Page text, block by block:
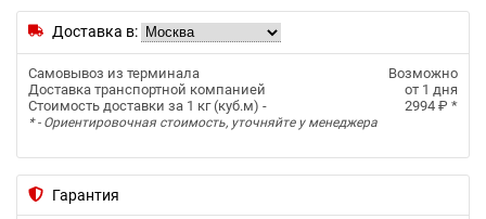
Доставка в:
Самовывоз из терминала
Возможно
Доставка транспортной компанией
от 1 дня
Стоимость доставки за 1 кг (куб.м) -
2994 ₽ *
* - Ориентировочная стоимость, уточняйте у менеджера
Гарантия